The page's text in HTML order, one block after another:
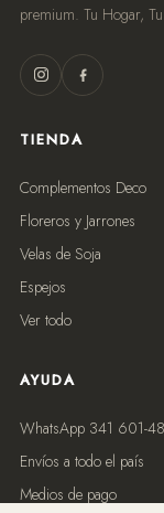
premium. Tu Hogar,
TIENDA
Complementos Deco
Floreros y Jarrones
Velas de Soja
Espejos
Ver todo
AYUDA
WhatsApp 341 601-
Envíos a todo el país
Medios de pago